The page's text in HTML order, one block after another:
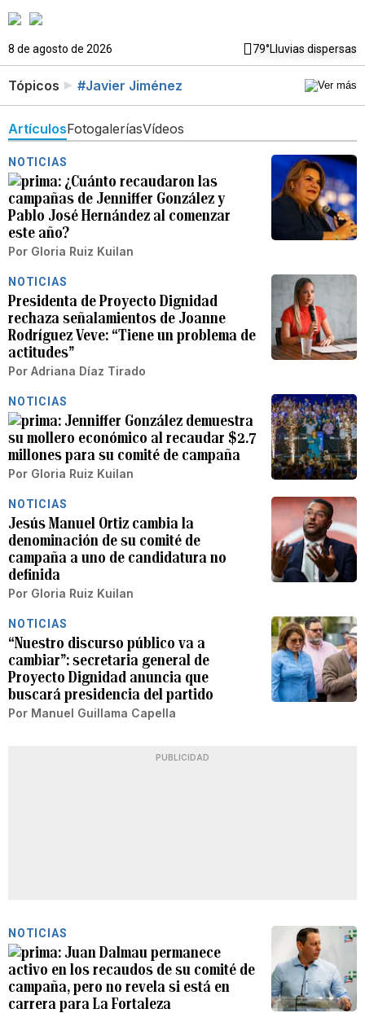
8 de agosto de 2026 79°Lluvias dispersas
Tópicos #Javier Jiménez
ArtículosFotogaleríasVídeos
NOTICIAS
¿Cuánto recaudaron las
campañas de Jenniffer González y
Pablo José Hernández al comenzar
este año?
Por Gloria Ruiz Kuilan
NOTICIAS
Presidenta de Proyecto Dignidad
rechaza señalamientos de Joanne
Rodríguez Veve: “Tiene un problema de
actitudes”
Por Adriana Díaz Tirado
NOTICIAS
Jenniffer González demuestra
su mollero económico al recaudar $2.7
millones para su comité de campaña
Por Gloria Ruiz Kuilan
NOTICIAS
Jesús Manuel Ortiz cambia la
denominación de su comité de
campaña a uno de candidatura no
definida
Por Gloria Ruiz Kuilan
NOTICIAS
“Nuestro discurso público va a
cambiar”: secretaria general de
Proyecto Dignidad anuncia que
buscará presidencia del partido
Por Manuel Guillama Capella
PUBLICIDAD
NOTICIAS
Juan Dalmau permanece
activo en los recaudos de su comité de
campaña, pero no revela si está en
carrera para La Fortaleza